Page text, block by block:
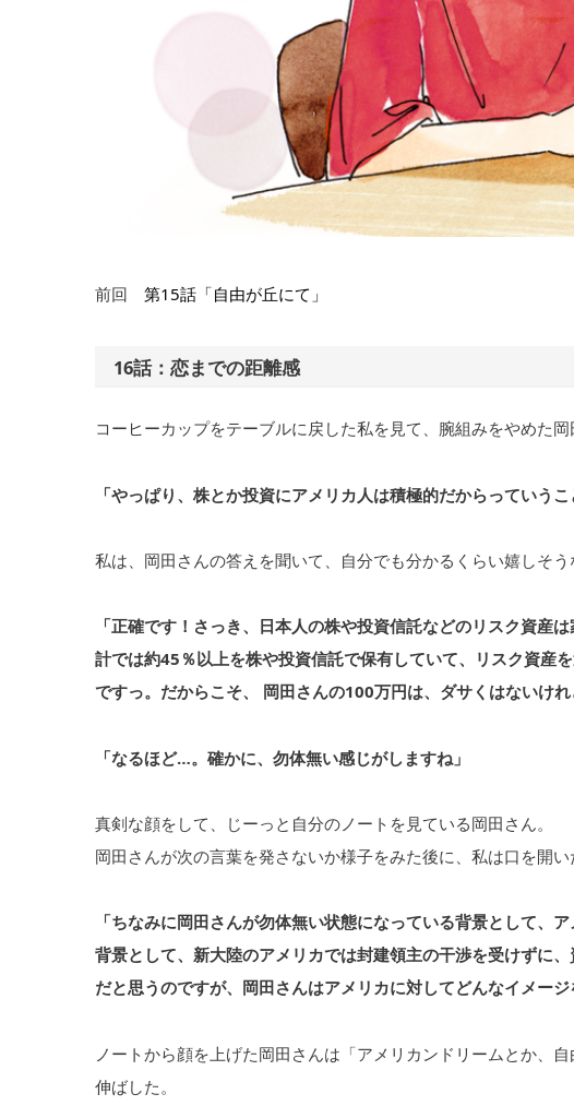
前回 第15話「自由が丘にて」
16話：恋までの距離感
コーヒーカップをテーブルに戻した私を見て、腕組みをやめた
「やっぱり、株とか投資にアメリカ人は積極的だからっていうこ
私は、岡田さんの答えを聞いて、自分でも分かるくらい嬉しそう
「正確です！さっき、日本人の株や投資信託などのリスク資産
計では約45％以上を株や投資信託で保有していて、リスク資産
ですっ。だからこそ、 岡田さんの100万円は、ダサくはないけれ
「なるほど…。確かに、勿体無い感じがしますね」
真剣な顔をして、じーっと自分のノートを見ている岡田さん。
岡田さんが次の言葉を発さないか様子をみた後に、私は口を開い
「ちなみに岡田さんが勿体無い状態になっている背景として、
背景として、新大陸のアメリカでは封建領主の干渉を受けずに
だと思うのですが、岡田さんはアメリカに対してどんなイメージ
ノートから顔を上げた岡田さんは「アメリカンドリームとか、
伸ばした。